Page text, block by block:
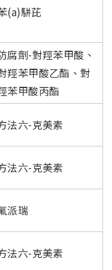
(a)駢芘
腐劑-對羥苯甲酸、
羥苯甲酸乙酯、對
苯甲酸丙酯
法六-克美素
法六-克美素
派瑞
法六-克美素